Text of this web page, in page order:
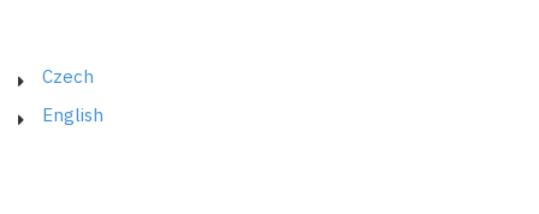
Czech
English